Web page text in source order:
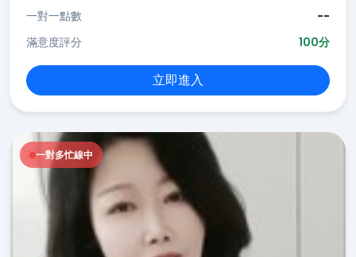
一對一點數
--
滿意度評分
100分
立即進入
一對多忙線中